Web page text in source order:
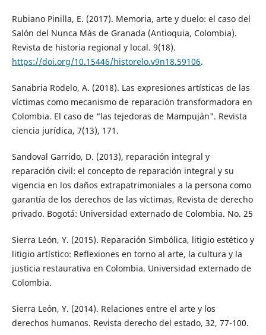
Rubiano Pinilla, E. (2017). Memoria, arte y duelo: el caso del
Salón del Nunca Más de Granada (Antioquia, Colombia).
Revista de historia regional y local. 9(18).
https://doi.org/10.15446/historelo.v9n18.59106.
Sanabria Rodelo, A. (2018). Las expresiones artísticas de las
víctimas como mecanismo de reparación transformadora en
Colombia. El caso de “las tejedoras de Mampuján". Revista
ciencia jurídica, 7(13), 171.
Sandoval Garrido, D. (2013), reparación integral y
reparación civil: el concepto de reparación integral y su
vigencia en los daños extrapatrimoniales a la persona como
garantía de los derechos de las víctimas, Revista de derecho
privado. Bogotá: Universidad externado de Colombia. No. 25
Sierra León, Y. (2015). Reparación Simbólica, litigio estético y
litigio artístico: Reflexiones en torno al arte, la cultura y la
justicia restaurativa en Colombia. Universidad externado de
Colombia.
Sierra León, Y. (2014). Relaciones entre el arte y los
derechos humanos. Revista derecho del estado, 32, 77-100.